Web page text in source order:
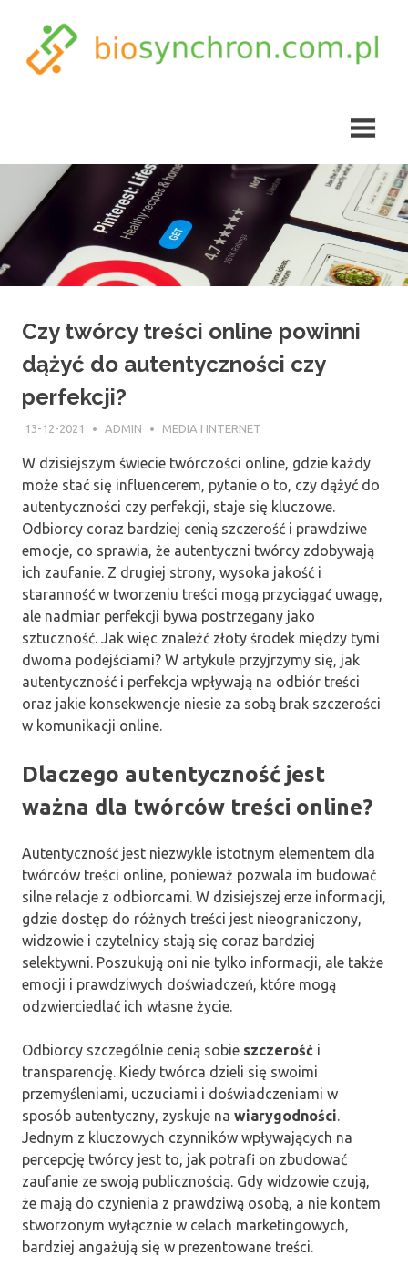
content
Czy twórcy treści online powinni
dążyć do autentyczności czy
perfekcji?
13-12-2021 ADMIN MEDIA I INTERNET
W dzisiejszym świecie twórczości online, gdzie każdy
może stać się influencerem, pytanie o to, czy dążyć do
autentyczności czy perfekcji, staje się kluczowe.
Odbiorcy coraz bardziej cenią szczerość i prawdziwe
emocje, co sprawia, że autentyczni twórcy zdobywają
ich zaufanie. Z drugiej strony, wysoka jakość i
staranność w tworzeniu treści mogą przyciągać uwagę,
ale nadmiar perfekcji bywa postrzegany jako
sztuczność. Jak więc znaleźć złoty środek między tymi
dwoma podejściami? W artykule przyjrzymy się, jak
autentyczność i perfekcja wpływają na odbiór treści
oraz jakie konsekwencje niesie za sobą brak szczerości
w komunikacji online.
Dlaczego autentyczność jest
ważna dla twórców treści online?
Autentyczność jest niezwykle istotnym elementem dla
twórców treści online, ponieważ pozwala im budować
silne relacje z odbiorcami. W dzisiejszej erze informacji,
gdzie dostęp do różnych treści jest nieograniczony,
widzowie i czytelnicy stają się coraz bardziej
selektywni. Poszukują oni nie tylko informacji, ale także
emocji i prawdziwych doświadczeń, które mogą
odzwierciedlać ich własne życie.
Odbiorcy szczególnie cenią sobie szczerość i
transparencję. Kiedy twórca dzieli się swoimi
przemyśleniami, uczuciami i doświadczeniami w
sposób autentyczny, zyskuje na wiarygodności
Jednym z kluczowych czynników wpływających na
percepcję twórcy jest to, jak potrafi on zbudować
zaufanie ze swoją publicznością. Gdy widzowie czują,
że mają do czynienia z prawdziwą osobą, a nie kontem
stworzonym wyłącznie w celach marketingowych,
bardziej angażują się w prezentowane treści.